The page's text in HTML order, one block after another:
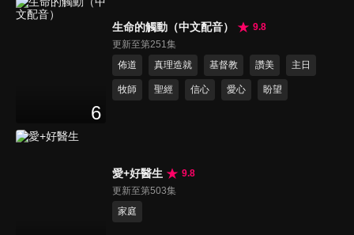
6
生命的觸動（中文配音）
9.8
更新至第251集
佈道
真理造就 基督教 讚美 主日
牧師 聖經 信心 愛心 盼望
愛+好醫生
9.8
更新至第503集
家庭